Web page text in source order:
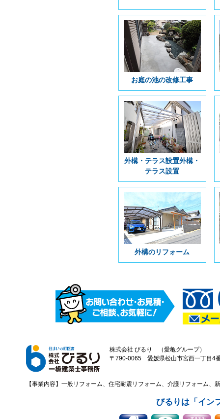
お庭の池の改修工事
外構・テラス設置外構・
テラス設置
外構のリフォーム
株式会社 びるり （愛亀グループ）
〒790-0065 愛媛県松山市宮西一丁
【事業内容】一般リフォーム、住宅耐震リフォーム、介護リフォーム
びるりは「イン